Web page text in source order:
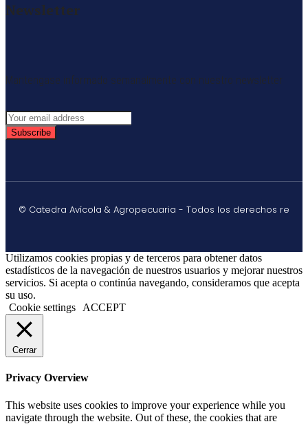
Newsletter
Mantengase informado semanalmente con nuestro newsletter
Subscribe
© Catedra Avícola & Agropecuaria - Todos los derechos re
Utilizamos cookies propias y de terceros para obtener datos
estadísticos de la navegación de nuestros usuarios y mejorar nuestros
servicios. Si acepta o continúa navegando, consideramos que acepta
su uso.
Cookie settings
ACCEPT
Cerrar
Privacy Overview
This website uses cookies to improve your experience while you
navigate through the website. Out of these, the cookies that are